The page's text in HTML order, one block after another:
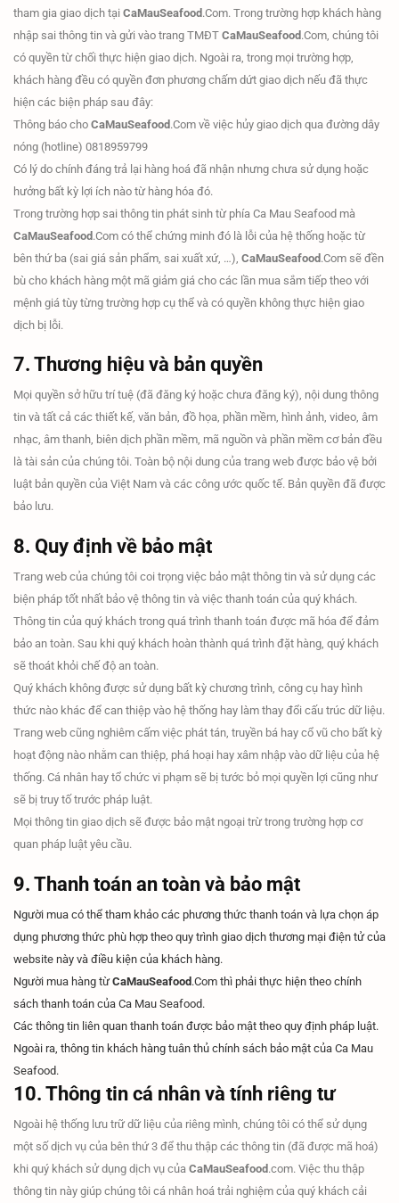
tham gia giao dịch tại CaMauSeafood .Com. Trong trường hợp khách hàng
nhập sai thông tin và gửi vào trang TMĐT CaMauSeafood .Com, chúng tôi
có quyền từ chối thực hiện giao dịch. Ngoài ra, trong mọi trường hợp,
khách hàng đều có quyền đơn phương chấm dứt giao dịch nếu đã thực
hiện các biện pháp sau đây:
Thông báo cho CaMauSeafood .Com về việc hủy giao dịch qua đường dây
nóng (hotline) 0818959799
Có lý do chính đáng trả lại hàng hoá đã nhận nhưng chưa sử dụng hoặc
hưởng bất kỳ lợi ích nào từ hàng hóa đó.
Trong trường hợp sai thông tin phát sinh từ phía Ca Mau Seafood mà
CaMauSeafood .Com có thể chứng minh đó là lỗi của hệ thống hoặc từ
bên thứ ba (sai giá sản phẩm, sai xuất xứ, …), CaMauSeafood .Com sẽ đền
bù cho khách hàng một mã giảm giá cho các lần mua sắm tiếp theo với
mệnh giá tùy từng trường hợp cụ thể và có quyền không thực hiện giao
dịch bị lỗi.
7. Thương hiệu và bản quyền
Mọi quyền sở hữu trí tuệ (đã đăng ký hoặc chưa đăng ký), nội dung thông
tin và tất cả các thiết kế, văn bản, đồ họa, phần mềm, hình ảnh, video, âm
nhạc, âm thanh, biên dịch phần mềm, mã nguồn và phần mềm cơ bản đều
là tài sản của chúng tôi. Toàn bộ nội dung của trang web được bảo vệ bởi
luật bản quyền của Việt Nam và các công ước quốc tế. Bản quyền đã được
bảo lưu.
8. Quy định về bảo mật
Trang web của chúng tôi coi trọng việc bảo mật thông tin và sử dụng các
biện pháp tốt nhất bảo vệ thông tin và việc thanh toán của quý khách.
Thông tin của quý khách trong quá trình thanh toán được mã hóa để đảm
bảo an toàn. Sau khi quý khách hoàn thành quá trình đặt hàng, quý khách
sẽ thoát khỏi chế độ an toàn.
Quý khách không được sử dụng bất kỳ chương trình, công cụ hay hình
thức nào khác để can thiệp vào hệ thống hay làm thay đổi cấu trúc dữ liệu.
Trang web cũng nghiêm cấm việc phát tán, truyền bá hay cổ vũ cho bất kỳ
hoạt động nào nhằm can thiệp, phá hoại hay xâm nhập vào dữ liệu của hệ
thống. Cá nhân hay tổ chức vi phạm sẽ bị tước bỏ mọi quyền lợi cũng như
sẽ bị truy tố trước pháp luật.
Mọi thông tin giao dịch sẽ được bảo mật ngoại trừ trong trường hợp cơ
quan pháp luật yêu cầu.
9. Thanh toán an toàn và bảo mật
Người mua có thể tham khảo các phương thức thanh toán và lựa chọn áp
dụng phương thức phù hợp theo quy trình giao dịch thương mại điện tử của
website này và điều kiện của khách hàng.
Người mua hàng từCaMauSeafood .Com thì phải thực hiện theo chính
sách thanh toán của Ca Mau Seafood.
Các thông tin liên quan thanh toán được bảo mật theo quy định pháp luật.
Ngoài ra, thông tin khách hàng tuân thủ chính sách bảo mật của Ca Mau
Seafood.
10. Thông tin cá nhân và tính riêng tư
Ngoài hệ thống lưu trữ dữ liệu của riêng mình, chúng tôi có thể sử dụng
một số dịch vụ của bên thứ 3 để thu thập các thông tin (đã được mã hoá)
khi quý khách sử dụng dịch vụ của CaMauSeafood .com. Việc thu thập
thông tin này giúp chúng tôi cá nhân hoá trải nghiệm của quý khách cải